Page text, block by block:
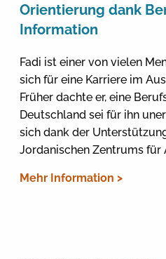
Orientierung dank
Information
Fadi ist einer von vielen
sich für eine Karriere im
Früher dachte er, eine
Deutschland sei für ihn
sich dank der
Jordanischen Zentrums für
Mehr Information >